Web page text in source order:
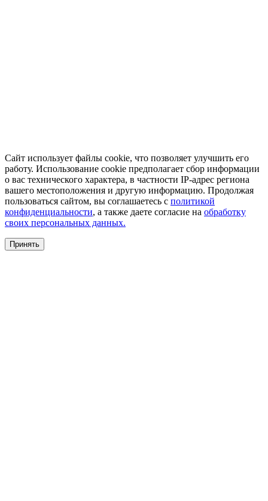
Сайт использует файлы cookie, что позволяет улучшить его
работу. Использование cookie предполагает сбор информации
о вас технического характера, в частности IP-адрес региона
вашего местоположения и другую информацию. Продолжая
пользоваться сайтом, вы соглашаетесь с политикой
конфиденциальности, а также даете согласие на обработку
своих персональных данных.
Принять